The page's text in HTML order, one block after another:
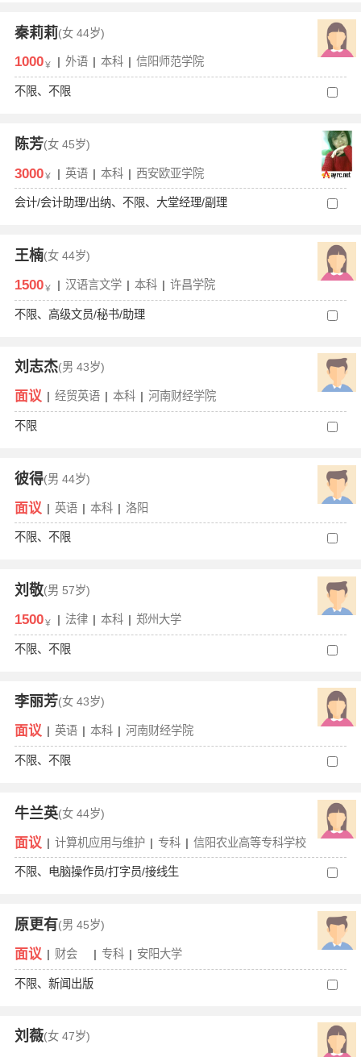
秦莉莉(女 44岁)
1000￥ | 外语 | 本科 | 信阳师范学院
不限、不限
陈芳(女 45岁)
3000￥ | 英语 | 本科 | 西安欧亚学院
会计/会计助理/出纳、不限、大堂经理/副理
王楠(女 44岁)
1500￥ | 汉语言文学 | 本科 | 许昌学院
不限、高级文员/秘书/助理
刘志杰(男 43岁)
面议 | 经贸英语 | 本科 | 河南财经学院
不限
彼得(男 44岁)
面议 | 英语 | 本科 | 洛阳
不限、不限
刘敬(男 57岁)
1500￥ | 法律 | 本科 | 郑州大学
不限、不限
李丽芳(女 43岁)
面议 | 英语 | 本科 | 河南财经学院
不限、不限
牛兰英(女 44岁)
面议 | 计算机应用与维护 | 专科 | 信阳农业高等专科学校
不限、电脑操作员/打字员/接线生
原更有(男 45岁)
面议 | 财会 | 专科 | 安阳大学
不限、新闻出版
刘薇(女 47岁)